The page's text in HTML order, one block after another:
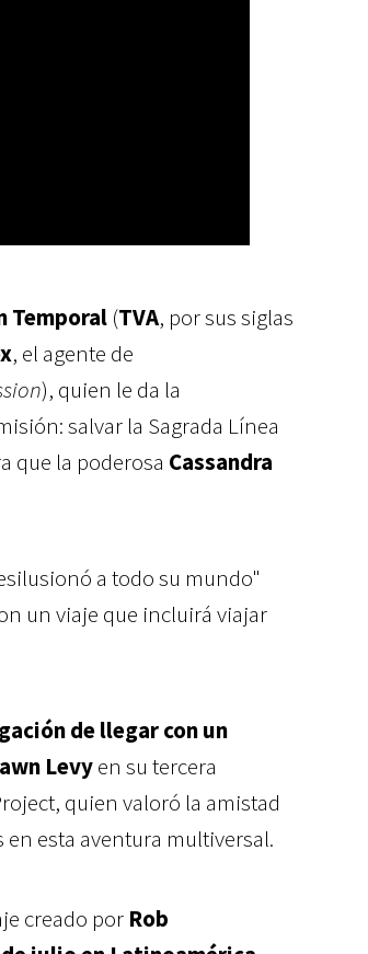
Temporal (TVA, por sus siglas
, el agente de
), quien le da la
salvar la Sagrada Línea
que la poderosa Cassandra
a todo su mundo"
un viaje que incluirá viajar
de llegar con un
Levyen su tercera
quien valoró la amistad
esta aventura multiversal.
creado por Rob